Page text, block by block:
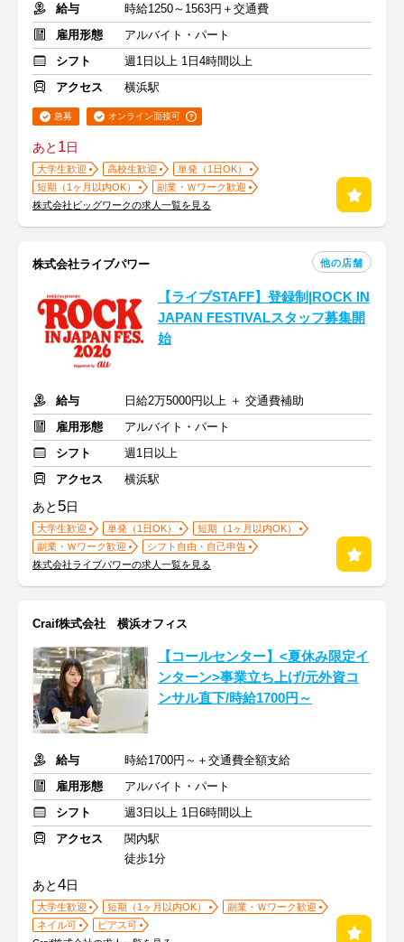
給与
時給1250～1563円＋交通費
雇用形態
アルバイト・パート
シフト
週1日以上 1日4時間以上
アクセス
横浜駅
急募 オンライン面接可
あと 1日
大学生歓迎 高校生歓迎
単発（1日OK）
短期（1ヶ月以内OK）
副業・Ｗワーク歓迎
株式会社ビッグワークの求人一覧を見る
株式会社ライブパワー 他の店舗
【ライブSTAFF】登録制|ROCK IN
JAPAN FESTIVALスタッフ募集開
始
給与
日給2万5000円以上 ＋ 交通費補助
雇用形態
アルバイト・パート
シフト
週1日以上
アクセス
横浜駅
あと 5日
大学生歓迎 単発（1日OK）
短期（1ヶ月以内OK）
副業・Ｗワーク歓迎
シフト自由・自己申告
株式会社ライブパワーの求人一覧を見る
Craif株式会社 横浜オフィス
【コールセンター】<夏休み限定イ
ンターン>事業立ち上げ/元外資コ
ンサル直下/時給1700円～
給与
時給1700円～＋交通費全額支給
雇用形態
アルバイト・パート
シフト
週3日以上 1日6時間以上
アクセス
関内駅
徒歩1分
あと4日
大学生歓迎 短期（1ヶ月以内OK）
副業・Ｗワーク歓迎
ネイル可
ピアス可